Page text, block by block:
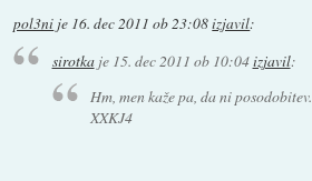
pol3ni je 16. dec 2011 ob 23:08izjavil:
sirotkaje 15. dec 2011 ob 10:04izjavil:
Hm, men kaže pa, da ni posodobitev.
XXKJ4